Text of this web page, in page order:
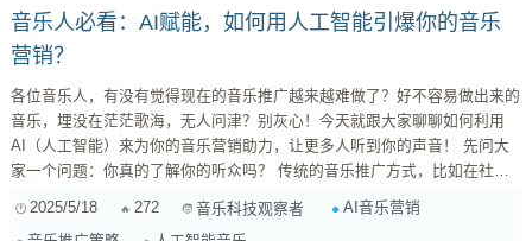
音乐人必看：AI赋能，如何用人工智能引爆你的音乐
营销？
各位音乐人，有没有觉得现在的音乐推广越来越难做了？好不容易做出来的
音乐，埋没在茫茫歌海，无人问津？别灰心！今天就跟大家聊聊如何利用
AI（人工智能）来为你的音乐营销助力，让更多人听到你的声音！ 先问大
家一个问题：你真的了解你的听众吗？ 传统的音乐推广方式，比如在社交
媒体上发帖、找朋友转发、参加音乐节等等，效果往往比较有限，而且很难
精准触达目标受众。但AI的出现，改变了这一切！AI可以帮助我们更深入地
2025/5/18 272 音乐科技观察者
AI音乐营销